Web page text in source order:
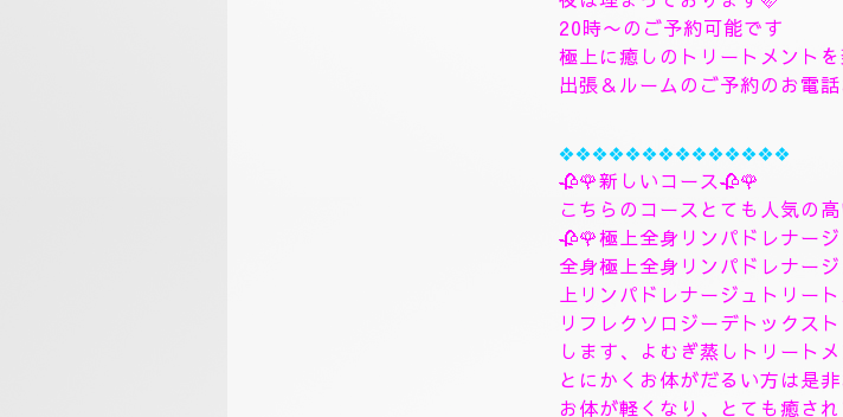
🥀🌹新しいコース🥀🌹
🥀８月のおすすめコースにな
８月６日からの新しいコース一
🥀ラグジュアリーダブルセラピ
します。ご満足行く最高のト
全身極上リンパドレナージュ
よむぎ蒸しトリートメント、
します、指圧足つぼリフレク
９０分¥26000
１２０分¥30000⇒¥28000
１５０分¥36000⇒¥33000
❖❖❖❖❖❖❖